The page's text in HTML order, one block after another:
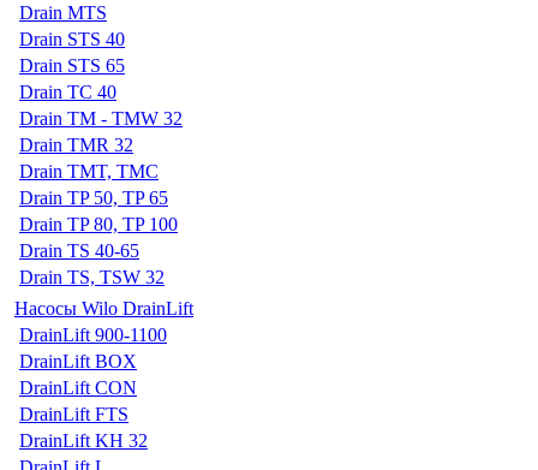
Drain MTS
Drain STS 40
Drain STS 65
Drain TC 40
Drain TM - TMW 32
Drain TMR 32
Drain TMT, TMC
Drain TP 50, TP 65
Drain TP 80, TP 100
Drain TS 40-65
Drain TS, TSW 32
Насосы Wilo DrainLift
DrainLift 900-1100
DrainLift BOX
DrainLift CON
DrainLift FTS
DrainLift KH 32